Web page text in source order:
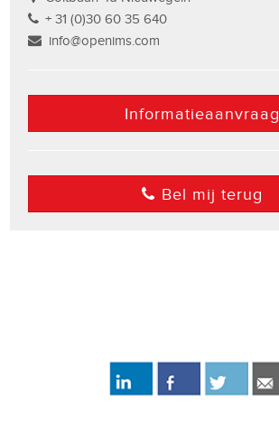
+ 31 (0)30 60 35 640
info@openims.com
Informatieaanvraag
Bel mij terug